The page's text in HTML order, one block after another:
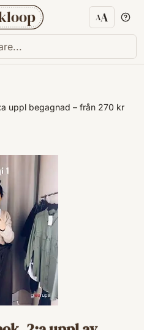
AA
uppl begagnad – från 270 kr